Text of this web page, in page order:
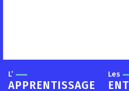
L’
APPRENTISSAGE
Les